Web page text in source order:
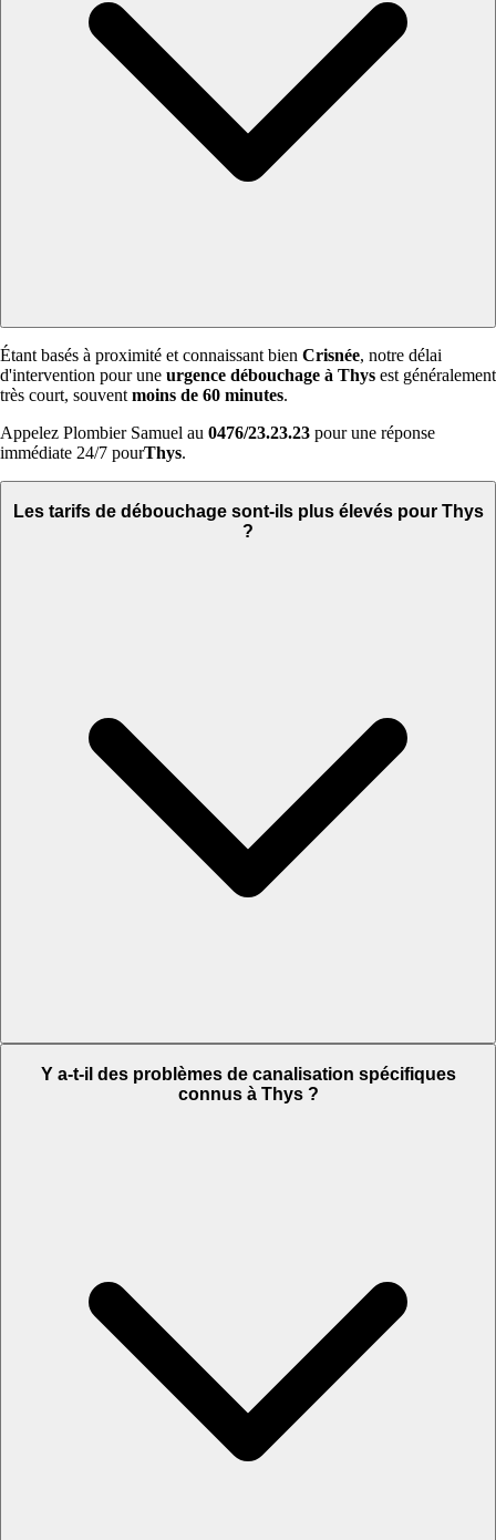
Étant basés à proximité et connaissant bien Crisnée, notre délai
d'intervention pour une urgence débouchage à Thys est généralement
très court, souvent moins de 60 minutes.
Appelez Plombier Samuel au 0476/23.23.23 pour une réponse
immédiate 24/7 pourThys.
Les tarifs de débouchage sont-ils plus élevés pour Thys
?
Y a-t-il des problèmes de canalisation spécifiques
connus à Thys ?